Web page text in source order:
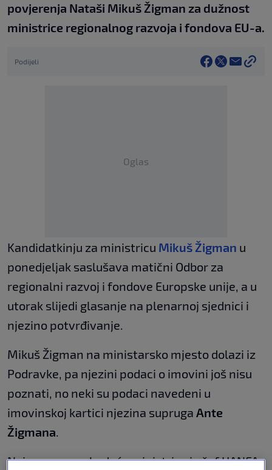
povjerenja Nataši Mikuš Žigman za dužnost
ministrice regionalnog razvoja i fondova EU-a.
Podijeli
Oglas
Kandidatkinju za ministricu Mikuš Žigman u
ponedjeljak saslušava matični Odbor za
regionalni razvoj i fondove Europske unije, a u
utorak slijedi glasanje na plenarnoj sjednici i
njezino potvrđivanje.
Mikuš Žigman na ministarsko mjesto dolazi iz
Podravke, pa njezini podaci o imovini još nisu
poznati, no neki su podaci navedeni u
imovinskoj kartici njezina supruga Ante
Žigmana.
Naime, suprug buduće ministrice je šef HANFA-